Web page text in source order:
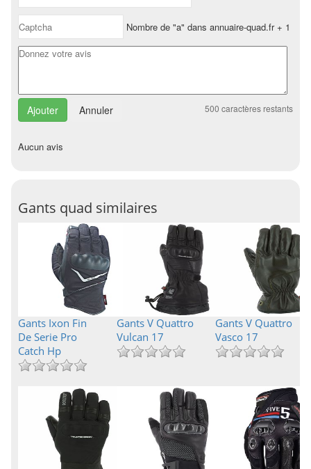
Nombre de "a" dans annuaire-quad.fr + 1
Annuler 500 caractères restants
Aucun avis
Gants quad similaires
Gants Ixon Fin
De Serie Pro
Catch Hp
Gants V Quattro
Vulcan 17
Gants V Quattro
Vasco 17